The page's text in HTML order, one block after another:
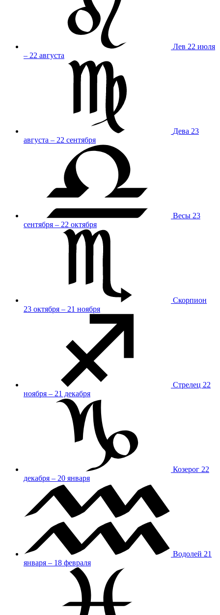
Лев 22 июля
– 22 августа
Дева 23
августа – 22 сентября
Весы 23
сентября – 22 октября
Скорпион
23 октября – 21 ноября
Стрелец 22
ноября – 21 декабря
Козерог 22
декабря – 20 января
Водолей 21
января – 18 февраля